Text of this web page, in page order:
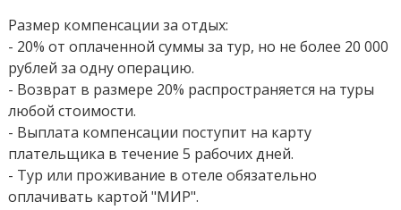
Размер компенсации за отдых:
- 20% от оплаченной суммы за тур, но не более 20 000
рублей за одну операцию.
- Возврат в размере 20% распространяется на туры
любой стоимости.
- Выплата компенсации поступит на карту
плательщика в течение 5 рабочих дней.
- Тур или проживание в отеле обязательно
оплачивать картой "МИР".